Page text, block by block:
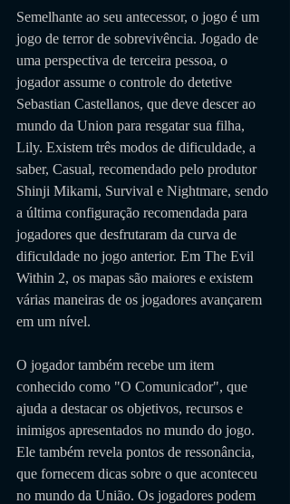
Semelhante ao seu antecessor, o jogo é um
jogo de terror de sobrevivência. Jogado de
uma perspectiva de terceira pessoa, o
jogador assume o controle do detetive
Sebastian Castellanos, que deve descer ao
mundo da Union para resgatar sua filha,
Lily. Existem três modos de dificuldade, a
saber, Casual, recomendado pelo produtor
Shinji Mikami, Survival e Nightmare, sendo
a última configuração recomendada para
jogadores que desfrutaram da curva de
dificuldade no jogo anterior. Em The Evil
Within 2, os mapas são maiores e existem
várias maneiras de os jogadores avançarem
em um nível.
O jogador também recebe um item
conhecido como "O Comunicador", que
ajuda a destacar os objetivos, recursos e
inimigos apresentados no mundo do jogo.
Ele também revela pontos de ressonância,
que fornecem dicas sobre o que aconteceu
no mundo da União. Os jogadores podem